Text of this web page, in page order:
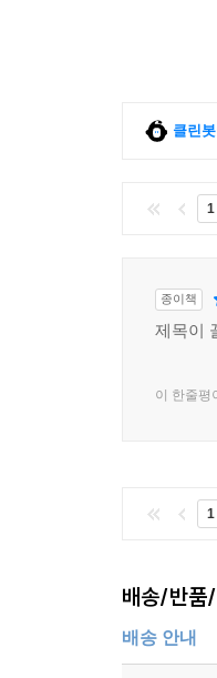
클린봇
1
종이책
제목이
이 한줄평
1
배송/반품
배송 안내